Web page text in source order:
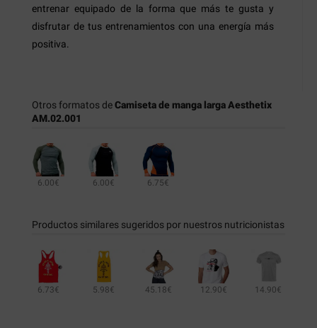
entrenar equipado de la forma que más te gusta y
disfrutar de tus entrenamientos con una energía más
positiva.
Otros formatos deCamiseta de manga larga Aesthetix
AM.02.001
6.00€ 6.00€ 6.75€
Productos similares sugeridos por nuestros nutricionistas
6.73€ 5.98€ 45.18€ 12.90€ 14.90€